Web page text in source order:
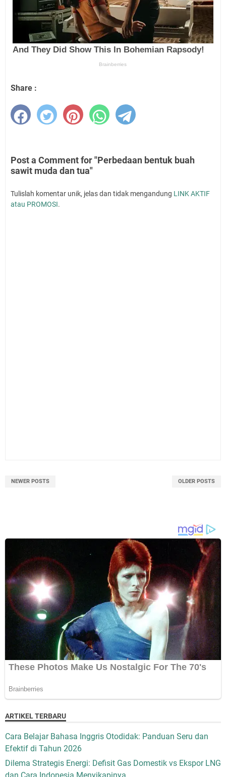
Share :
Post a Comment for "Perbedaan bentuk buah
sawit muda dan tua"
Tulislah komentar unik, jelas dan tidak mengandung LINK AKTIF
atau PROMOSI.
NEWER POSTS OLDER POSTS
ARTIKEL TERBARU
Cara Belajar Bahasa Inggris Otodidak: Panduan Seru dan
Efektif di Tahun 2026
Dilema Strategis Energi: Defisit Gas Domestik vs Ekspor LNG